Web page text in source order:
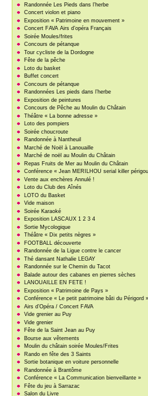
Randonnée Les Pieds dans l’herbe
Concert violon et piano
Exposition « Patrimoine en mouvement »
Concert FAVA Airs d’opéra Français
Soirée Moules/frites
Concours de pétanque
Tour cycliste de la Dordogne
Fête de la pêche
Loto du basket
Buffet concert
Concours de pétanque
Randonnées Les pieds dans l’herbe
Exposition de peintures
Concours de Pêche au Moulin du Châtain
Théâtre « La bonne adresse »
Loto des pompiers
Soirée choucroute
Randonnée à Nantheuil
Marché de Noël à Lanouaille
Marché de noël au Moulin du Châtain
Repas Fruits de Mer au Moulin du Châtain
Conférence « Jean MERILHOU serial killer
Vente aux enchères Annulé !
Loto du Club des Aînés
LOTO du Basket
Vide maison
Soirée Karaoké
Exposition LASCAUX 1 2 3 4
Sortie Mycologique
Théâtre « Dix petits nègres »
FOOTBALL découverte
Randonnée de la Ligue contre le cancer
Thé dansant Nathalie LEGAY
Randonnée sur le Chemin du Tacot
Balade autour des cabanes en pierres sèches
LANOUAILLE EN FETE !
Exposition « Patrimoine de Pays »
Conférence « Le petit patrimoine bâti du Périgord »
Airs d’Opéra / Concert FAVA
Vide grenier au Puy
Vide grenier
Fête de la Saint Jean au Puy
Bourse aux vêtements
Moulin du châtain soirée Moules/Frites
Rando en fête des 3 Saints
Sortie botanique en voiture personnelle
Randonnée à Brantôme
Conférence « La Communication bienveillante »
Fête du jeu à Sarrazac
Salon du Livre